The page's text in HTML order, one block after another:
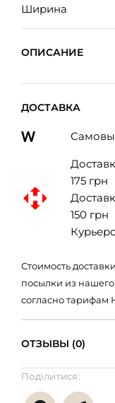
Ширина
ОПИСАНИЕ
ДОСТАВКА
175 грн
150 грн
Стоимость
посылки из
согласно тарифам
ОТЗЫВЫ (0)
Поділитися: